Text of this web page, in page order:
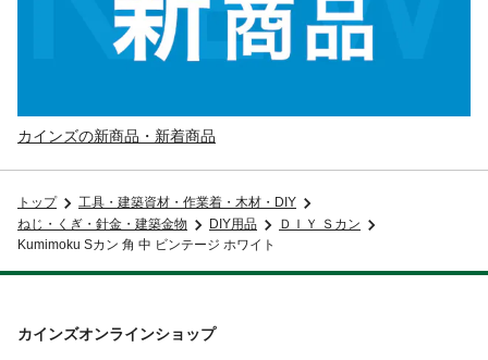
カインズの新商品・新着商品
トップ
工具・建築資材・作業着・木材・DIY
ねじ・くぎ・針金・建築金物
DIY用品
ＤＩＹ Ｓカン
Kumimoku Sカン 角 中 ビンテージ ホワイト
カインズオンラインショップ